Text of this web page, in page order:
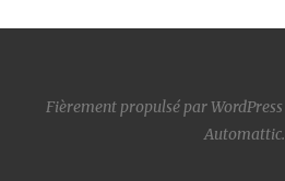
Fièrement propulsé par WordPress
Automattic.